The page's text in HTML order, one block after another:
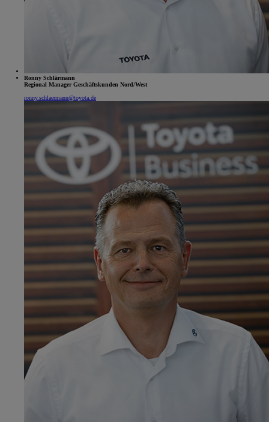
Ronny Schlärmann
Regional Manager Geschäftskunden Nord/West
ronny.schlaermann@toyota.de